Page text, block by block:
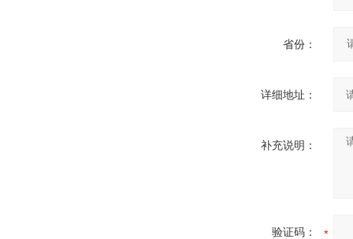
省份：
详细地址：
补充说明：
验证码：